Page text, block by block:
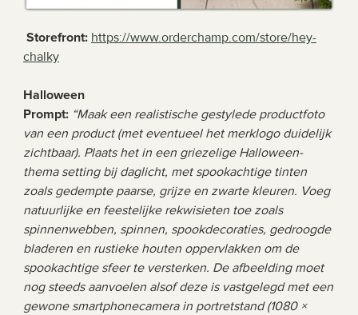
Storefront: https://www.orderchamp.com/store/hey-
chalky
Halloween
Prompt: “Maak een realistische gestylede productfoto
van een product (met eventueel het merklogo duidelijk
zichtbaar). Plaats het in een griezelige Halloween-
thema setting bij daglicht, met spookachtige tinten
zoals gedempte paarse, grijze en zwarte kleuren. Voeg
natuurlijke en feestelijke rekwisieten toe zoals
spinnenwebben, spinnen, spookdecoraties, gedroogde
bladeren en rustieke houten oppervlakken om de
spookachtige sfeer te versterken. De afbeelding moet
nog steeds aanvoelen alsof deze is vastgelegd met een
gewone smartphonecamera in portretstand (1080 ×